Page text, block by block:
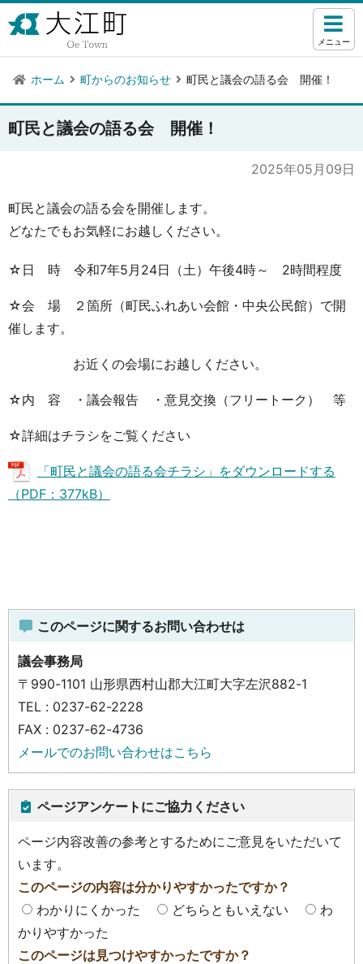
メニュー
ホーム 町からのお知らせ 町民と議会の語る会 開催！
町民と議会の語る会 開催！
2025年05月09日
町民と議会の語る会を開催します。
どなたでもお気軽にお越しください。
☆日 時 令和7年5月24日（土）午後4時～ 2時間程度
☆会 場 ２箇所（町民ふれあい会館・中央公民館）で開
催します。
お近くの会場にお越しください。
☆内 容 ・議会報告 ・意見交換（フリートーク） 等
☆詳細はチラシをご覧ください
「町民と議会の語る会チラシ」をダウンロードする
（PDF：377kB）
このページに関するお問い合わせは
議会事務局
〒990-1101 山形県西村山郡大江町大字左沢882-1
TEL : 0237-62-2228
FAX : 0237-62-4736
メールでのお問い合わせはこちら
ページアンケートにご協力ください
ページ内容改善の参考とするためにご意見をいただいて
います。
このページの内容は分かりやすかったですか？
わかりにくかった
どちらともいえない
わ
かりやすかった
このページは見つけやすかったですか？